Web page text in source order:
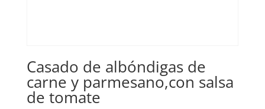
Casado de albóndigas de
carne y parmesano,con salsa
de tomate